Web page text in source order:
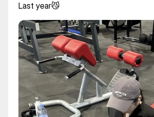
Last year😼